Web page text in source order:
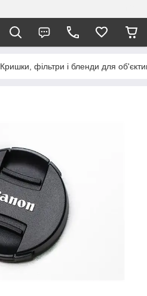
Кришки, фільтри і бленди для